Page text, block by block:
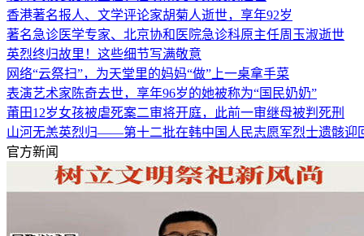
香港著名报人、文学评论家胡菊人逝世，享年92岁
著名急诊医学专家、北京协和医院急诊科原主任周玉淑逝世
英烈终归故里！这些细节写满敬意
网络“云祭扫”，为天堂里的妈妈“做”上一桌拿手菜
表演艺术家陈奇去世，享年96岁的她被称为“国民奶奶”
莆田12岁女孩被虐死案二审将开庭，此前一审继母被判死刑
山河无恙英烈归——第十二批在韩中国人民志愿军烈士遗骸迎
官方新闻